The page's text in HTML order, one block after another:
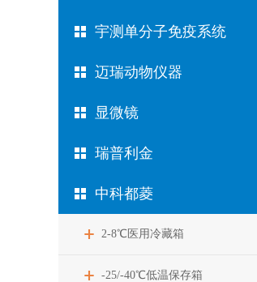
宇测单分子免疫系统
迈瑞动物仪器
显微镜
瑞普利金
中科都菱
2-8℃医用冷藏箱
-25/-40℃低温保存箱